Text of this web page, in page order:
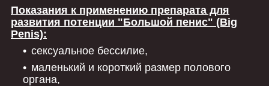
Показания к применению препарата для
развития потенции "Большой пенис" (Big
Penis):
сексуальное бессилие,
маленький и короткий размер полового
органа,